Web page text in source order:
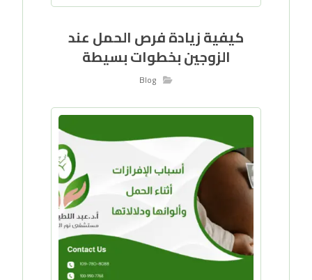
كيفية زيادة فرص الحمل عند
الزوجين بخطوات بسيطة
Blog